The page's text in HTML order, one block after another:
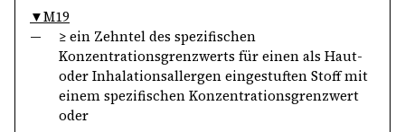
▼M19
—
≥ ein Zehntel des spezifischen
Konzentrationsgrenzwerts für einen als Haut-
oder Inhalationsallergen eingestuften Stoff mit
einem spezifischen Konzentrationsgrenzwert
oder